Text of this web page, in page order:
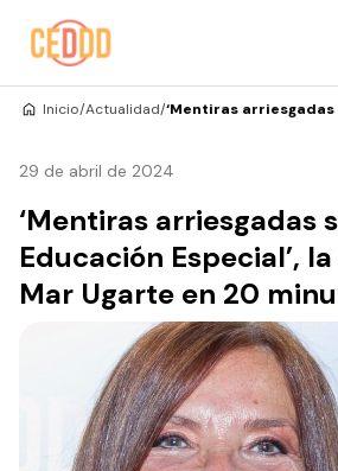
Inicio/Actualidad/‘Mentiras
29 de abril de 2024
‘Mentiras arriesgadas
Educación Especial’,
Mar Ugarte en 20